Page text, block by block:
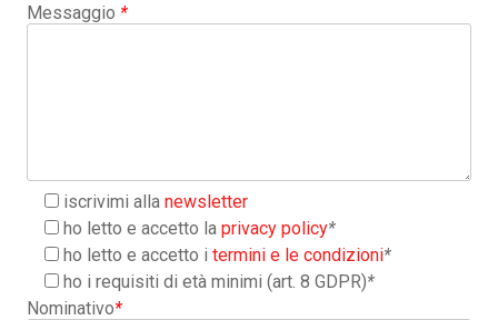
Messaggio *
iscrivimi allanewsletter
ho letto e accetto laprivacy policy*
ho letto e accetto itermini e le condizioni*
ho i requisiti di età minimi (art. 8 GDPR)*
Nominativo*